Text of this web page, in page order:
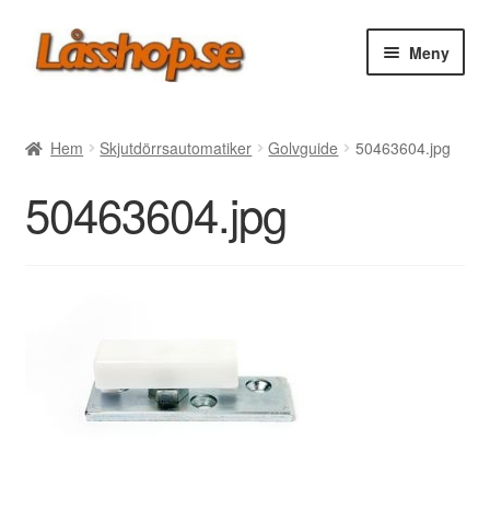
Hoppa
till
Hoppa
till
Meny
Support
Hem Skjutdörrsautomatiker Golvguide 50463604.jpg
50463604.jpg